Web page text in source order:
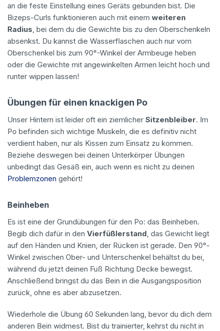
an die feste Einstellung eines Geräts gebunden bist. Die
Bizeps-Curls funktionieren auch mit einem weiteren
Radius, bei dem du die Gewichte bis zu den Oberschenkeln
absenkst. Du kannst die Wasserflaschen auch nur vom
Oberschenkel bis zum 90°-Winkel der Armbeuge heben
oder die Gewichte mit angewinkelten Armen leicht hoch und
runter wippen lassen!
Übungen für einen knackigen Po
Unser Hintern ist leider oft ein ziemlicher Sitzenbleiber. Im
Po befinden sich wichtige Muskeln, die es definitiv nicht
verdient haben, nur als Kissen zum Einsatz zu kommen.
Beziehe deswegen bei deinen Unterkörper Übungen
unbedingt das Gesäß ein, auch wenn es nicht zu deinen
Problemzonen gehört!
Beinheben
Es ist eine der Grundübungen für den Po: das Beinheben.
Begib dich dafür in den Vierfüßlerstand, das Gewicht liegt
auf den Händen und Knien, der Rücken ist gerade. Den 90°-
Winkel zwischen Ober- und Unterschenkel behältst du bei,
während du jetzt deinen Fuß Richtung Decke bewegst.
Anschließend bringst du das Bein in die Ausgangsposition
zurück, ohne es aber abzusetzen.
Wiederhole die Übung 60 Sekunden lang, bevor du dich dem
anderen Bein widmest. Bist du trainierter, kehrst du nicht in